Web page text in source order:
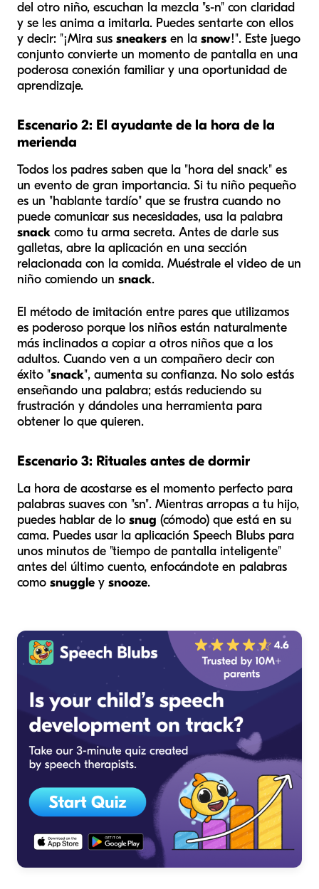
del otro niño, escuchan la mezcla "s-n" con claridad
y se les anima a imitarla. Puedes sentarte con ellos
y decir: "¡Mira sus sneakers en la snow!". Este juego
conjunto convierte un momento de pantalla en una
poderosa conexión familiar y una oportunidad de
aprendizaje.
Escenario 2: El ayudante de la hora de la
merienda
Todos los padres saben que la "hora del snack" es
un evento de gran importancia. Si tu niño pequeño
es un "hablante tardío" que se frustra cuando no
puede comunicar sus necesidades, usa la palabra
snack como tu arma secreta. Antes de darle sus
galletas, abre la aplicación en una sección
relacionada con la comida. Muéstrale el video de un
niño comiendo un snack.
El método de imitación entre pares que utilizamos
es poderoso porque los niños están naturalmente
más inclinados a copiar a otros niños que a los
adultos. Cuando ven a un compañero decir con
éxito "snack", aumenta su confianza. No solo estás
enseñando una palabra; estás reduciendo su
frustración y dándoles una herramienta para
obtener lo que quieren.
Escenario 3: Rituales antes de dormir
La hora de acostarse es el momento perfecto para
palabras suaves con "sn". Mientras arropas a tu hijo,
puedes hablar de lo snug (cómodo) que está en su
cama. Puedes usar la aplicación Speech Blubs para
unos minutos de "tiempo de pantalla inteligente"
antes del último cuento, enfocándote en palabras
como snuggle y snooze.